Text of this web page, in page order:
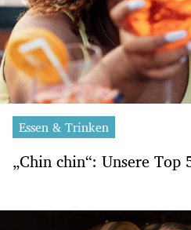
Essen & Trinken
„Chin chin“: Unsere Top